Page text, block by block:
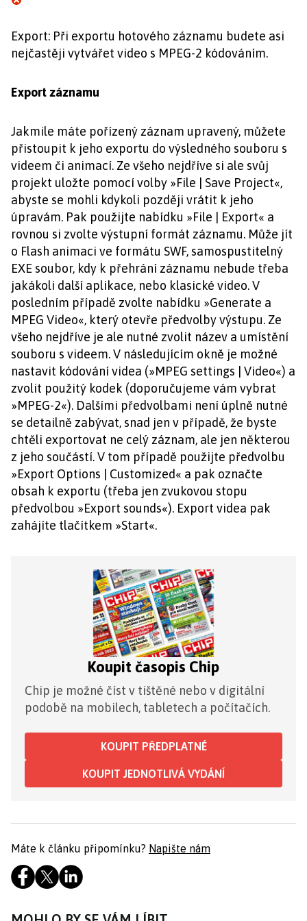
Export: Při exportu hotového záznamu budete asi
nejčastěji vytvářet video s MPEG-2 kódováním.
Export záznamu
Jakmile máte pořízený záznam upravený, můžete
přistoupit k jeho exportu do výsledného souboru s
videem či animací. Ze všeho nejdříve si ale svůj
projekt uložte pomocí volby »File | Save Project«,
abyste se mohli kdykoli později vrátit k jeho
úpravám. Pak použijte nabídku »File | Export« a
rovnou si zvolte výstupní formát záznamu. Může jít
o Flash animaci ve formátu SWF, samospustitelný
EXE soubor, kdy k přehrání záznamu nebude třeba
jakákoli další aplikace, nebo klasické video. V
posledním případě zvolte nabídku »Generate a
MPEG Video«, který otevře předvolby výstupu. Ze
všeho nejdříve je ale nutné zvolit název a umístění
souboru s videem. V následujícím okně je možné
nastavit kódování videa (»MPEG settings | Video«) a
zvolit použitý kodek (doporučujeme vám vybrat
»MPEG-2«). Dalšími předvolbami není úplně nutné
se detailně zabývat, snad jen v případě, že byste
chtěli exportovat ne celý záznam, ale jen některou
z jeho součástí. V tom případě použijte předvolbu
»Export Options | Customized« a pak označte
obsah k exportu (třeba jen zvukovou stopu
předvolbou »Export sounds«). Export videa pak
zahájíte tlačítkem »Start«.
Koupit časopis Chip
Chip je možné číst v tištěné nebo v digitální
podobě na mobilech, tabletech a počítačích.
KOUPIT PŘEDPLATNÉ
KOUPIT JEDNOTLIVÁ VYDÁNÍ
Máte k článku připomínku? Napište nám